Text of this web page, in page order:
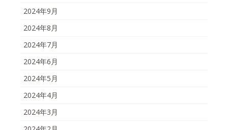
2024年9月
2024年8月
2024年7月
2024年6月
2024年5月
2024年4月
2024年3月